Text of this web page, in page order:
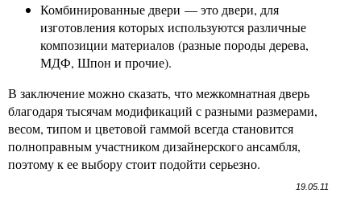
Комбинированные двери — это двери, для
изготовления которых используются различные
композиции материалов (разные породы дерева,
МДФ, Шпон и прочие).
В заключение можно сказать, что межкомнатная дверь
благодаря тысячам модификаций с разными размерами,
весом, типом и цветовой гаммой всегда становится
полноправным участником дизайнерского ансамбля,
поэтому к ее выбору стоит подойти серьезно.
19.05.11